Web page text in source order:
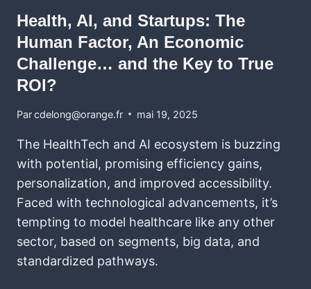
Health, AI, and Startups: The
Human Factor, An Economic
Challenge… and the Key to True
ROI?
Parcdelong@orange.fr mai 19, 2025
The HealthTech and AI ecosystem is buzzing
with potential, promising efficiency gains,
personalization, and improved accessibility.
Faced with technological advancements, it’s
tempting to model healthcare like any other
sector, based on segments, big data, and
standardized pathways.